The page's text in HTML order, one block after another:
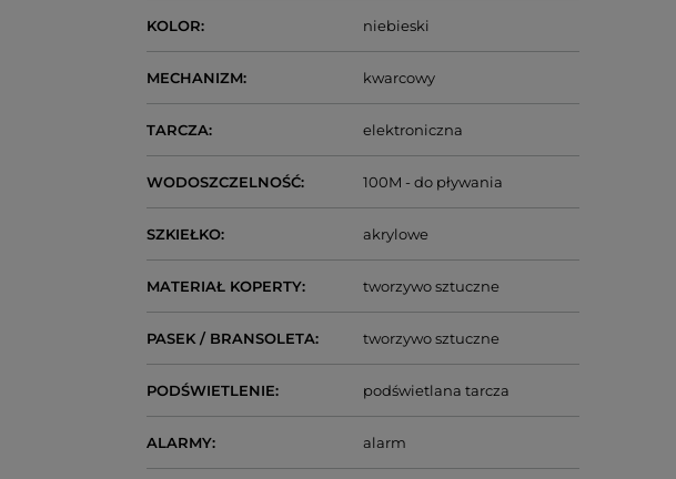
KOLOR niebieski
MECHANIZM kwarcowy
TARCZA elektroniczna
WODOSZCZELNOŚĆ 100M - do pływania
SZKIEŁKO akrylowe
MATERIAŁ KOPERTY tworzywo sztuczne
PASEK / BRANSOLETA tworzywo sztuczne
PODŚWIETLENIE podświetlana tarcza
ALARMY alarm